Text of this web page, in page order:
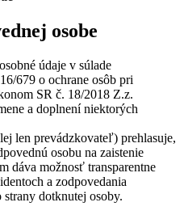
osobe
údaje v súlade
679 o ochrane osôb pri
SR č. 18/2018 Z.z.
a doplnení niektorých
len prevádzkovateľ) prehlasuje,
osobu na zaistenie
dáva možnosť transparentne
a zodpovedania
dotknutej osoby.